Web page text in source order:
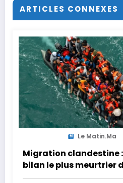
ARTICLES CONNEXES
Le Matin.ma
Migration clandestine
bilan le plus meurtrier
les côtes de l’Afrique